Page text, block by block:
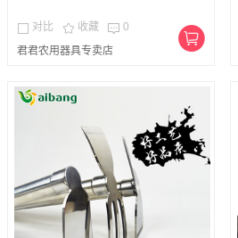
对比  收藏  0
君君农用器具专卖店